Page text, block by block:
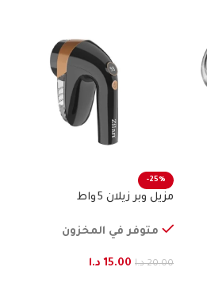
-25%
مزيل وبر زيلان 5 واط
متوفر في المخزون
20.00 د.ا 15.00 د.ا